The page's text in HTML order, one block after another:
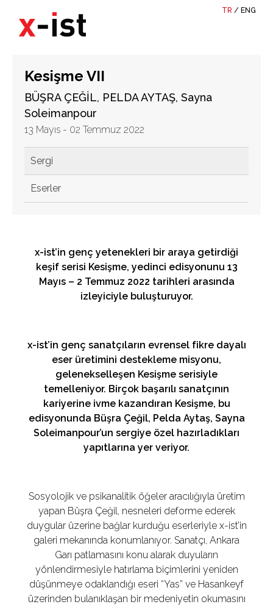
TR / ENG
Kesişme VII
BÜŞRA ÇEĞİL, PELDA AYTAŞ, Sayna
Soleimanpour
13 Mayıs - 02 Temmuz 2022
Sergi
Eserler
x-ist’in genç yetenekleri bir araya getirdiği
keşif serisi Kesişme, yedinci edisyonunu 13
Mayıs – 2 Temmuz 2022 tarihleri arasında
izleyiciyle buluşturuyor.
x-ist’in genç sanatçıların evrensel fikre dayalı
eser üretimini destekleme misyonu,
gelenekselleşen Kesişme serisiyle
temelleniyor. Birçok başarılı sanatçının
kariyerine ivme kazandıran Kesişme, bu
edisyonunda Büşra Çeğil, Pelda Aytaş, Sayna
Soleimanpour’un sergiye özel hazırladıkları
yapıtlarına yer veriyor.
Sosyolojik ve psikanalitik öğeler aracılığıyla üretim
yapan Büşra Çeğil, nesneleri deforme ederek
duygular üzerine bağlar kurduğu eserleriyle x-ist’in
galeri mekanında konumlanıyor. Sanatçı, Ankara
Garı patlamasını konu alarak duyuların
yönlendirmesiyle hatırlama biçimlerini yeniden
düşünmeye odaklandığı eseri “Yas” ve Hasankeyf
üzerinden bulanıklaşan bir medeniyetin okumasını